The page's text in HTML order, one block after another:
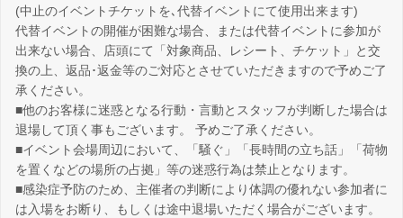
(中止のイベントチケットを､代替イベントにて使用出来ます)
代替イベントの開催が困難な場合、または代替イベントに参加が
出来ない場合、店頭にて「対象商品、レシート、チケット」と交
換の上、返品･返金等のご対応とさせていただきますので予めご了
承ください。
■他のお客様に迷惑となる行動・言動とスタッフが判断した場合は
退場して頂く事もございます。 予めご了承ください。
■イベント会場周辺において、「騒ぐ」「長時間の立ち話」「荷物
を置くなどの場所の占拠」等の迷惑行為は禁止となります。
■感染症予防のため、主催者の判断により体調の優れない参加者に
は入場をお断り、もしくは途中退場いただく場合がございます。